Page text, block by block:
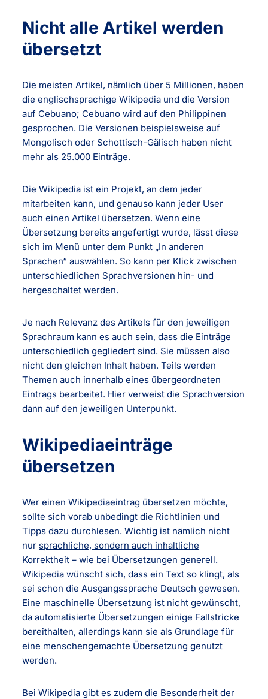
Nicht alle Artikel werden
übersetzt
Die meisten Artikel, nämlich über 5 Millionen, haben
die englischsprachige Wikipedia und die Version
auf Cebuano; Cebuano wird auf den Philippinen
gesprochen. Die Versionen beispielsweise auf
Mongolisch oder Schottisch-Gälisch haben nicht
mehr als 25.000 Einträge.
Die Wikipedia ist ein Projekt, an dem jeder
mitarbeiten kann, und genauso kann jeder User
auch einen Artikel übersetzen. Wenn eine
Übersetzung bereits angefertigt wurde, lässt diese
sich im Menü unter dem Punkt „In anderen
Sprachen“ auswählen. So kann per Klick zwischen
unterschiedlichen Sprachversionen hin- und
hergeschaltet werden.
Je nach Relevanz des Artikels für den jeweiligen
Sprachraum kann es auch sein, dass die Einträge
unterschiedlich gegliedert sind. Sie müssen also
nicht den gleichen Inhalt haben. Teils werden
Themen auch innerhalb eines übergeordneten
Eintrags bearbeitet. Hier verweist die Sprachversion
dann auf den jeweiligen Unterpunkt.
Wikipediaeinträge
übersetzen
Wer einen Wikipediaeintrag übersetzen möchte,
sollte sich vorab unbedingt die Richtlinien und
Tipps dazu durchlesen. Wichtig ist nämlich nicht
nur sprachliche, sondern auch inhaltliche
Korrektheit – wie bei Übersetzungen generell.
Wikipedia wünscht sich, dass ein Text so klingt, als
sei schon die Ausgangssprache Deutsch gewesen.
Eine maschinelle Übersetzung ist nicht gewünscht,
da automatisierte Übersetzungen einige Fallstricke
bereithalten, allerdings kann sie als Grundlage für
eine menschengemachte Übersetzung genutzt
werden.
Bei Wikipedia gibt es zudem die Besonderheit der